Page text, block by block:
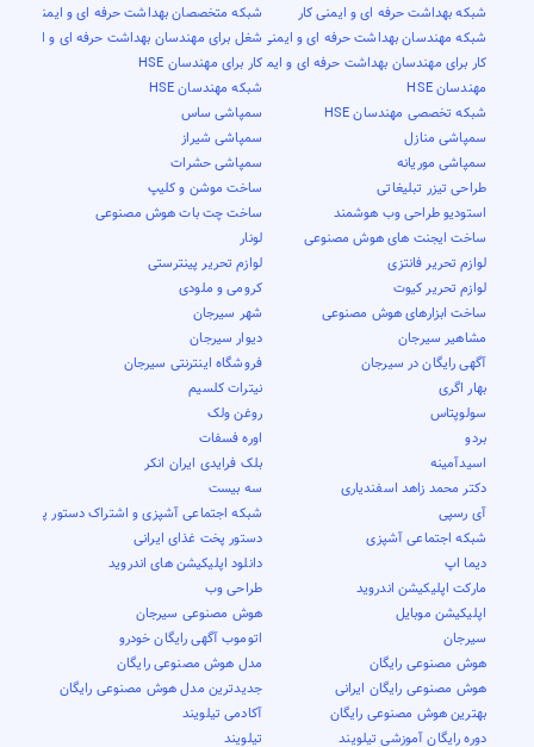
شبکه بهداشت حرفه ای و ایمنی کار
شبکه متخصصان بهداشت حرفه ای و ایمنی کار
شبکه مهندسان بهداشت حرفه ای و ایمنی کارشغل برای مهندسان بهداشت حرفه ای و ایمنی
کار برای مهندسان بهداشت حرفه ای و ایمنی کارکار برای مهندسان HSE
مهندسان HSE
شبکه مهندسان HSE
شبکه تخصصی مهندسان HSE
سمپاشی ساس
سمپاشی منازل
سمپاشی شیراز
سمپاشی موریانه
سمپاشی حشرات
طراحی تیزر تبلیغاتی
ساخت موشن و کلیپ
استودیو طراحی وب هوشمند
ساخت چت بات هوش مصنوعی
ساخت ایجنت های هوش مصنوعی
لونار
لوازم تحریر فانتزی
لوازم تحریر پینترستی
لوازم تحریر کیوت
کرومی و ملودی
ساخت ابزارهای هوش مصنوعی
شهر سیرجان
مشاهیر سیرجان
دیوار سیرجان
آگهی رایگان در سیرجان
فروشگاه اینترنتی سیرجان
بهار اگری
نیترات کلسیم
سولوپتاس
روغن ولک
بردو
اوره فسفات
اسیدآمینه
بلک فرایدی ایران انکر
دکتر محمد زاهد اسفندیاری
سه بیست
آی رسپی
شبکه اجتماعی آشپزی و اشتراک دستور پخت
شبکه اجتماعی آشپزی
دستور پخت غذای ایرانی
دیما اپ
دانلود اپلیکیشن های اندروید
مارکت اپلیکیشن اندروید
طراحی وب
اپلیکیشن موبایل
هوش مصنوعی سیرجان
سیرجان
اتوموب آگهی رایگان خودرو
هوش مصنوعی رایگان
مدل هوش مصنوعی رایگان
هوش مصنوعی رایگان ایرانی
جدیدترین مدل هوش مصنوعی رایگان
بهترین هوش مصنوعی رایگان
آکادمی تیلویند
دوره رایگان آموزشی تیلویند
تیلویند